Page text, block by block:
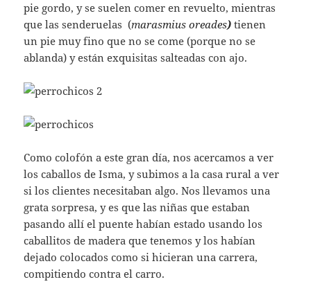
pie gordo, y se suelen comer en revuelto, mientras
que las senderuelas (marasmius oreades)tienen
un pie muy fino que no se come (porque no se
ablanda) y están exquisitas salteadas con ajo.
Como colofón a este gran día, nos acercamos a ver
los caballos de Isma, y subimos a la casa rural a ver
si los clientes necesitaban algo. Nos llevamos una
grata sorpresa, y es que las niñas que estaban
pasando allí el puente habían estado usando los
caballitos de madera que tenemos y los habían
dejado colocados como si hicieran una carrera,
compitiendo contra el carro.